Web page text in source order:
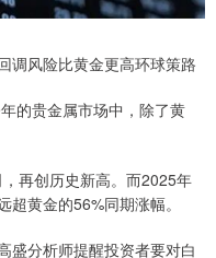
风险比黄金更高环球策路
贵金属市场中，除了黄
再创历史新高。而2025年
黄金的56%同期涨幅。
分析师提醒投资者要对白